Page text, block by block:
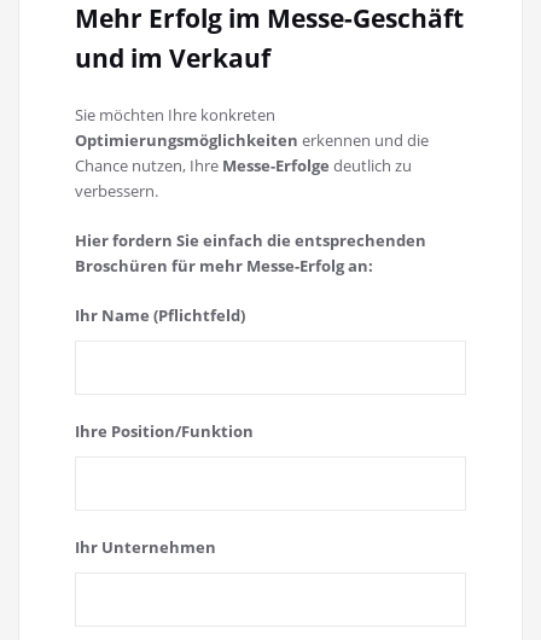
Mehr Erfolg im Messe-Geschäft
und im Verkauf
Sie möchten Ihre konkreten
Optimierungsmöglichkeiten erkennen und die
Chance nutzen, Ihre Messe-Erfolge deutlich zu
verbessern.
Hier fordern Sie einfach die entsprechenden
Broschüren für mehr Messe-Erfolg an:
Ihr Name (Pflichtfeld)
Ihre Position/Funktion
Ihr Unternehmen